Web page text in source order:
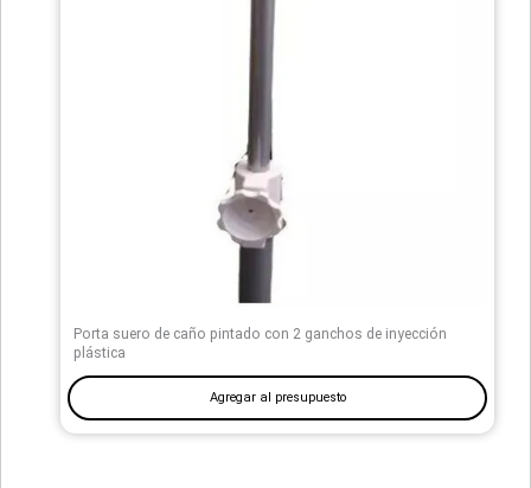
Porta suero de caño pintado con 2 ganchos de inyección
plástica
Agregar al presupuesto